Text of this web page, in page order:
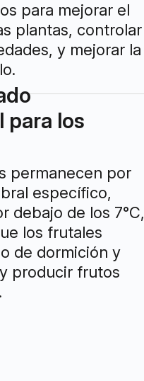
para mejorar el
plantas, controlar
y mejorar la
los
permanecen por
específico,
debajo de los 7°C,
los frutales
de dormición y
producir frutos